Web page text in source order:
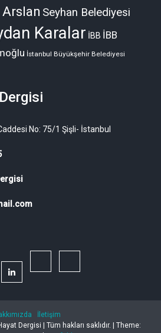
Seyhan Belediyesi
Karalar İBB İBB
İstanbul Büyükşehir Belediyesi
No: 75/1 Şişli- İstanbul
linkedin
Ekonomik
İletişim
Dergisi | Tüm hakları saklıdır. | Theme: